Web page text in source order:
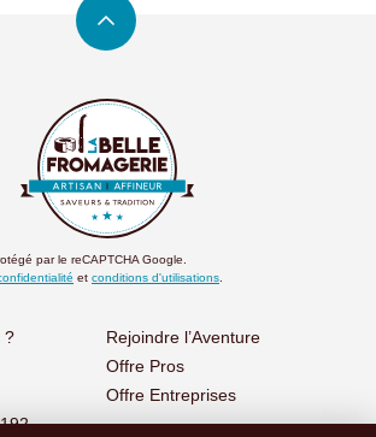
par le reCAPTCHA Google.
et conditions d'utilisations.
?
Rejoindre l’Aventure
Offre Pros
Offre Entreprises